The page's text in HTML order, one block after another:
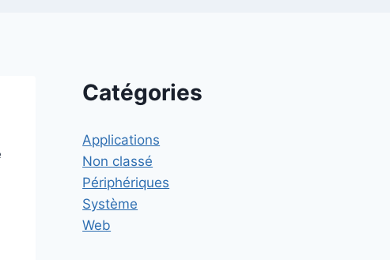
Catégories
Applications
Non classé
Périphériques
Système
Web